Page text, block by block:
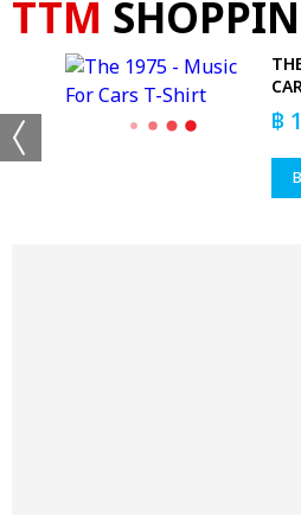
TTM
฿